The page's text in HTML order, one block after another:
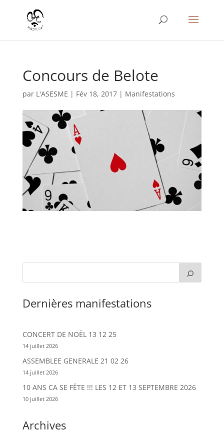
Concours de Belote
par L'ASESME | Fév 18, 2017| Manifestations
Dernières manifestations
CONCERT DE NOËL 13 12 25
14 juillet 2026
ASSEMBLEE GENERALE 21 02 26
14 juillet 2026
10 ANS CA SE FÊTE !!! LES 12 ET 13 SEPTEMBRE 2026
10 juillet 2026
Archives